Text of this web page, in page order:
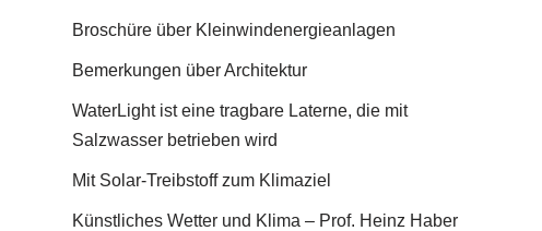
Broschüre über Kleinwindenergieanlagen
Bemerkungen über Architektur
WaterLight ist eine tragbare Laterne, die mit
Salzwasser betrieben wird
Mit Solar-Treibstoff zum Klimaziel
Künstliches Wetter und Klima – Prof. Heinz Haber